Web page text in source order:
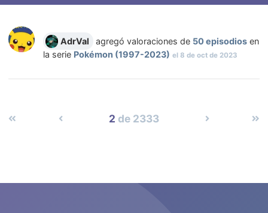
AdrVal agregó valoraciones de 50 episodiosen
la serie Pokémon (1997-2023) el 8 de oct de 2023
2 de 2333